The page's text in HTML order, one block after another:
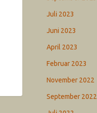
Juli 2023
Juni 2023
April 2023
Februar 2023
November 2022
September 2022